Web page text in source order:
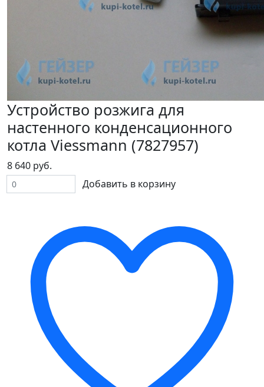
Устройство розжига для
настенного конденсационного
котла Viessmann (7827957)
8 640 руб.
Добавить в корзину